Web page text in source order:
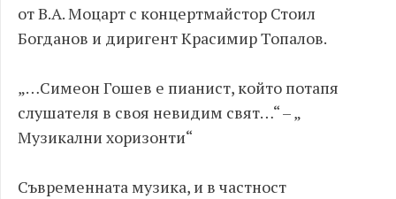
от В.А. Моцарт с концертмайстор Стоил
Богданов и диригент Красимир Топалов.
„…Симеон Гошев е пианист, който потапя
слушателя в своя невидим свят…“ – „
Музикални хоризонти“
Съвременната музика, и в частност